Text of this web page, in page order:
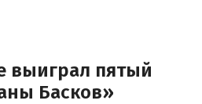
выиграл пятый
Басков»